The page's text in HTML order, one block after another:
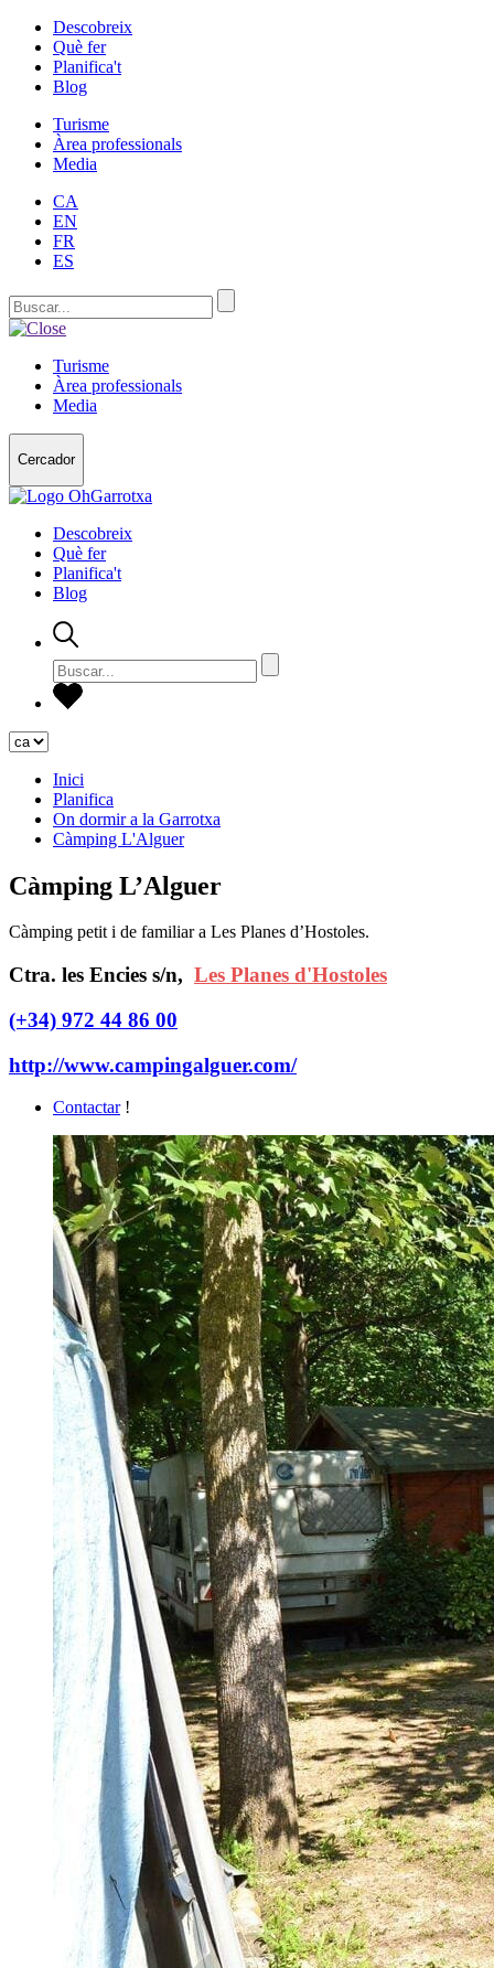
Descobreix
Què fer
Planifica't
Blog
Turisme
Àrea professionals
Media
CA
EN
FR
ES
Turisme
Àrea professionals
Media
Cercador
Descobreix
Què fer
Planifica't
Blog
Inici
Planifica
On dormir a la Garrotxa
Càmping L'Alguer
Càmping L’Alguer
Càmping petit i de familiar a Les Planes d’Hostoles.
Ctra. les Encies s/n, Les Planes d'Hostoles
(+34) 972 44 86 00
http://www.campingalguer.com/
Contactar !